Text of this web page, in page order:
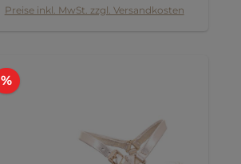
Preise inkl. MwSt. zzgl. Versandkosten
%Rabatt